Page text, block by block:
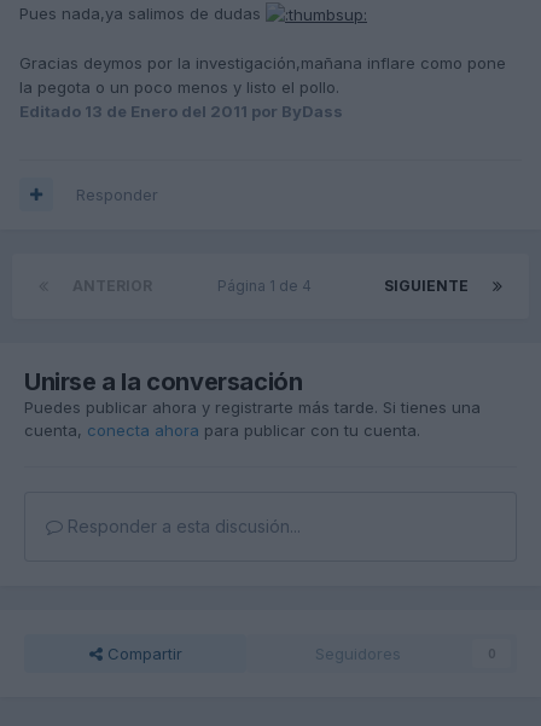
Pues nada,ya salimos de dudas
Gracias deymos por la investigación,mañana inflare como pone
la pegota o un poco menos y listo el pollo.
Editado 13 de Enero del 2011 por ByDass
Responder
SIGUIENTE
Página 1 de 4
Unirse a la conversación
Puedes publicar ahora y registrarte más tarde. Si tienes una
cuenta, conecta ahora para publicar con tu cuenta.
Responder a esta discusión...
Compartir Seguidores 0